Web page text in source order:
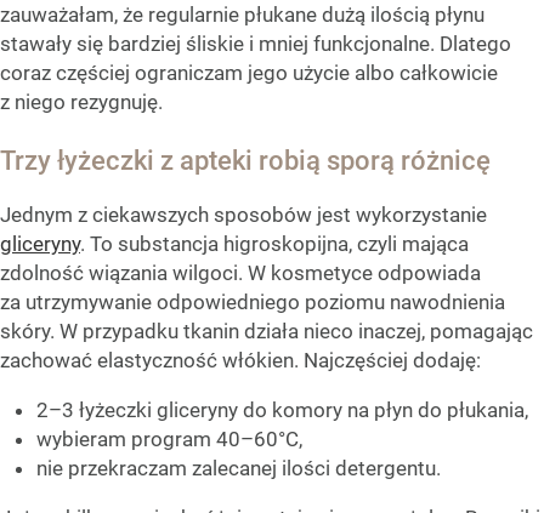
zauważałam, że regularnie płukane dużą ilością płynu
stawały się bardziej śliskie i mniej funkcjonalne. Dlatego
coraz częściej ograniczam jego użycie albo całkowicie
z niego rezygnuję.
Trzy łyżeczki z apteki robią sporą różnicę
Jednym z ciekawszych sposobów jest wykorzystanie
gliceryny. To substancja higroskopijna, czyli mająca
zdolność wiązania wilgoci. W kosmetyce odpowiada
za utrzymywanie odpowiedniego poziomu nawodnienia
skóry. W przypadku tkanin działa nieco inaczej, pomagając
zachować elastyczność włókien. Najczęściej dodaję:
2–3 łyżeczki gliceryny do komory na płyn do płukania,
wybieram program 40–60°C,
nie przekraczam zalecanej ilości detergentu.